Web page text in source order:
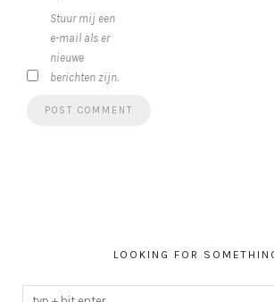
Stuur mij een
e-mail als er
nieuwe
berichten zijn.
LOOKING FOR